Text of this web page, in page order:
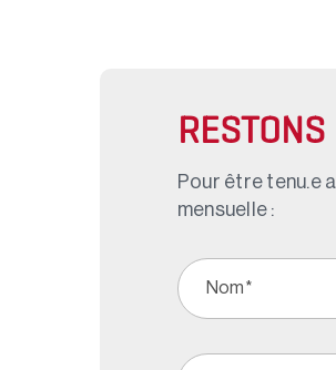
RESTONS
Pour être tenu.e
mensuelle :